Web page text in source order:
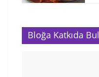
Bloğa Katkıda